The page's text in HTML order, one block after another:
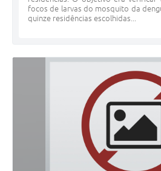
focos de larvas do mosquito da
quinze residências escolhidas...